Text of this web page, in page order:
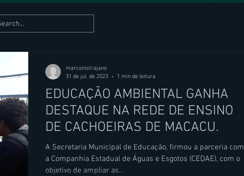
EDUCAÇÃO AMBIENTAL GANHA
DESTAQUE NA REDE DE ENSINO
DE CACHOEIRAS DE MACACU.
A Secretaria Municipal de Educação, firmou a parceria com
a Companhia Estadual de Águas e Esgotos (CEDAE), com o
objetivo de ampliar as...
marconistrajano
31 de jul. de 2023
1 min de leitura